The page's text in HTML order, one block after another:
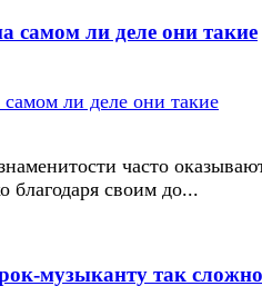
самом ли деле они такие
часто
благодаря своим до...
музыканту так сложно